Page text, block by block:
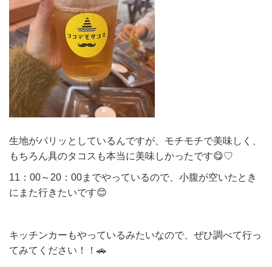
生地がパリッとしているんですが、モチモチで美味しく、
もちろん具のタコスも本当に美味しかったです😋♡
11：00～20：00までやっているので、小腹が空いたとき
にまた行きたいです😊
キッチンカーもやっているみたいなので、ぜひ調べて行っ
てみてください！！🚗